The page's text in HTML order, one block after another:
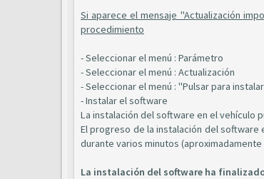
Si aparece el mensaje "Actualización
procedimiento
- Seleccionar el menú : Parámetro
- Seleccionar el menú : Actualización
- Seleccionar el menú : "Pulsar para
- Instalar el software
La instalación del software en el vehículo
El progreso de la instalación del software
durante varios minutos
La instalación del software ha